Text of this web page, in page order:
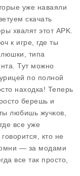
уже наваяли
скачать
хвалят этот APK.
к игре, где ты
типа
Тут можно
по полной
находка! Теперь
берешь и
любишь жучков,
все уже
кто не
— за модами
все так просто,